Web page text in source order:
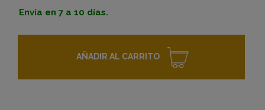
Envía en 7 a 10 días.
AÑADIR AL CARRITO